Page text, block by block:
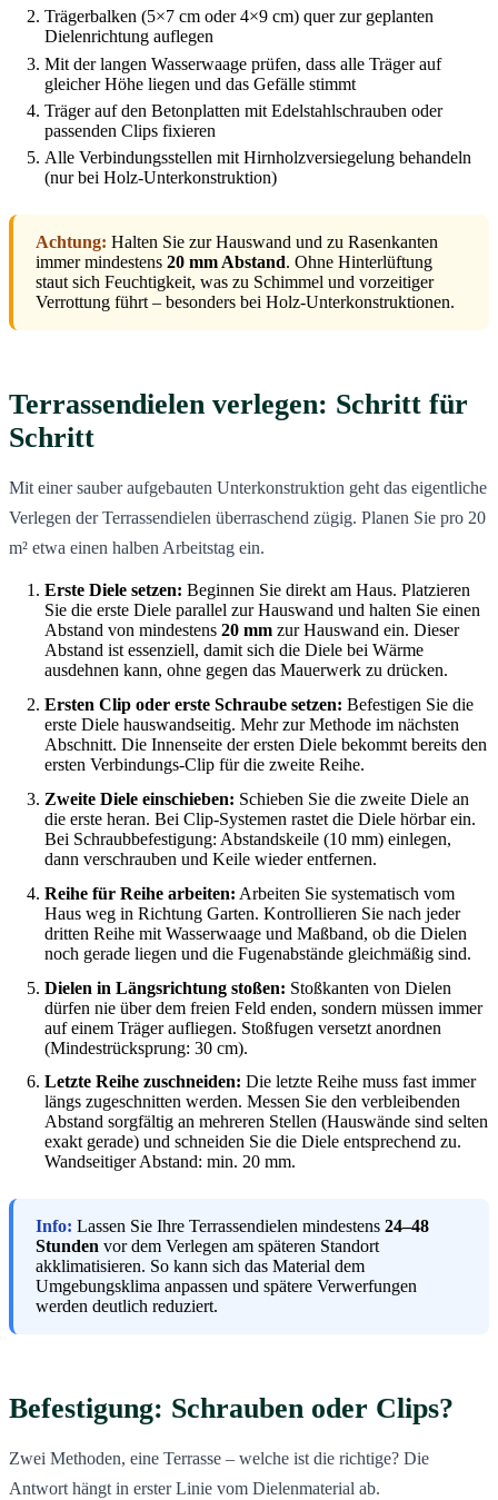
Trägerbalken (5×7 cm oder 4×9 cm) quer zur geplanten
Dielenrichtung auflegen
Mit der langen Wasserwaage prüfen, dass alle Träger auf
gleicher Höhe liegen und das Gefälle stimmt
Träger auf den Betonplatten mit Edelstahlschrauben oder
passenden Clips fixieren
Alle Verbindungsstellen mit Hirnholzversiegelung behandeln
(nur bei Holz-Unterkonstruktion)
Achtung: Halten Sie zur Hauswand und zu Rasenkanten
immer mindestens 20 mm Abstand. Ohne Hinterlüftung
staut sich Feuchtigkeit, was zu Schimmel und vorzeitiger
Verrottung führt – besonders bei Holz-Unterkonstruktionen.
Terrassendielen verlegen: Schritt für
Schritt
Mit einer sauber aufgebauten Unterkonstruktion geht das eigentliche
Verlegen der Terrassendielen überraschend zügig. Planen Sie pro 20
m² etwa einen halben Arbeitstag ein.
Erste Diele setzen: Beginnen Sie direkt am Haus. Platzieren
Sie die erste Diele parallel zur Hauswand und halten Sie einen
Abstand von mindestens 20 mm zur Hauswand ein. Dieser
Abstand ist essenziell, damit sich die Diele bei Wärme
ausdehnen kann, ohne gegen das Mauerwerk zu drücken.
Ersten Clip oder erste Schraube setzen: Befestigen Sie die
erste Diele hauswandseitig. Mehr zur Methode im nächsten
Abschnitt. Die Innenseite der ersten Diele bekommt bereits den
ersten Verbindungs-Clip für die zweite Reihe.
Zweite Diele einschieben: Schieben Sie die zweite Diele an
die erste heran. Bei Clip-Systemen rastet die Diele hörbar ein.
Bei Schraubbefestigung: Abstandskeile (10 mm) einlegen,
dann verschrauben und Keile wieder entfernen.
Reihe für Reihe arbeiten: Arbeiten Sie systematisch vom
Haus weg in Richtung Garten. Kontrollieren Sie nach jeder
dritten Reihe mit Wasserwaage und Maßband, ob die Dielen
noch gerade liegen und die Fugenabstände gleichmäßig sind.
Dielen in Längsrichtung stoßen: Stoßkanten von Dielen
dürfen nie über dem freien Feld enden, sondern müssen immer
auf einem Träger aufliegen. Stoßfugen versetzt anordnen
(Mindestrücksprung: 30 cm).
Letzte Reihe zuschneiden: Die letzte Reihe muss fast immer
längs zugeschnitten werden. Messen Sie den verbleibenden
Abstand sorgfältig an mehreren Stellen (Hauswände sind selten
exakt gerade) und schneiden Sie die Diele entsprechend zu.
Wandseitiger Abstand: min. 20 mm.
Info: Lassen Sie Ihre Terrassendielen mindestens 24–48
Stunden vor dem Verlegen am späteren Standort
akklimatisieren. So kann sich das Material dem
Umgebungsklima anpassen und spätere Verwerfungen
werden deutlich reduziert.
Befestigung: Schrauben oder Clips?
Zwei Methoden, eine Terrasse – welche ist die richtige? Die
Antwort hängt in erster Linie vom Dielenmaterial ab.